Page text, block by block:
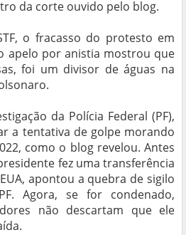
da corte ouvido pelo blog.
o fracasso do protesto em
apelo por anistia mostrou que
foi um divisor de águas na
da Polícia Federal (PF),
a tentativa de golpe morando
como o blog revelou. Antes
fez uma transferência
apontou a quebra de sigilo
Agora, se for condenado,
não descartam que ele